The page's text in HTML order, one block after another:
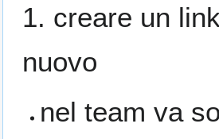
1. creare un
nuovo
nel team va